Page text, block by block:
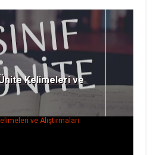
Kelimeleri ve